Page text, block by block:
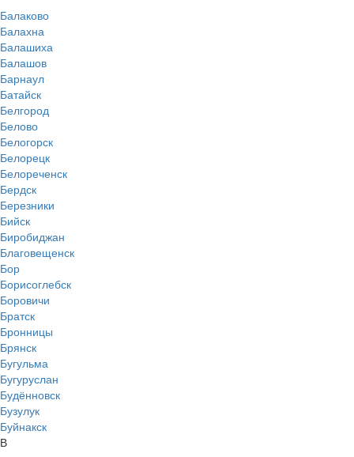
Балаково
Балахна
Балашиха
Балашов
Барнаул
Батайск
Белгород
Белово
Белогорск
Белорецк
Белореченск
Бердск
Березники
Бийск
Биробиджан
Благовещенск
Бор
Борисоглебск
Боровичи
Братск
Бронницы
Брянск
Бугульма
Бугуруслан
Будённовск
Бузулук
Буйнакск
В